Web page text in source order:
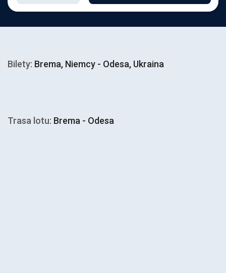
Bilety: Brema, Niemcy - Odesa, Ukraina
Trasa lotu: Brema - Odesa